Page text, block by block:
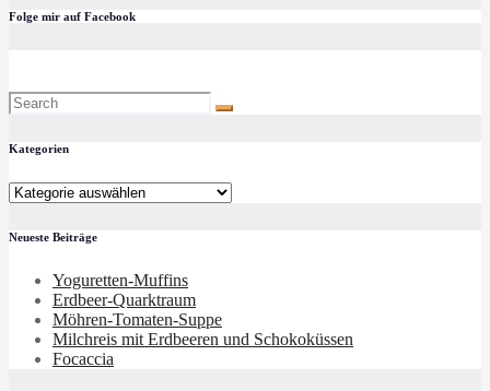
Folge mir auf Facebook
Kategorien
Kategorien
Neueste Beiträge
Yoguretten-Muffins
Erdbeer-Quarktraum
Möhren-Tomaten-Suppe
Milchreis mit Erdbeeren und Schokoküssen
Focaccia